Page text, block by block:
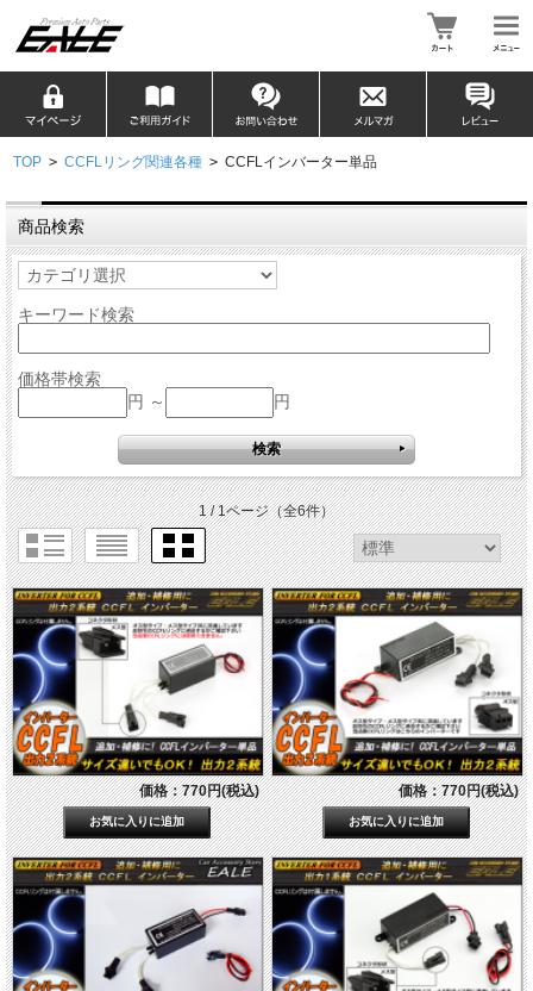
TOP > CCFLリング関連各種 > CCFLインバーター単品
商品検索
キーワード検索
価格帯検索
円 ～
円
1 / 1ページ（全6件）
価格：770円(税込) 価格：770円(税込)